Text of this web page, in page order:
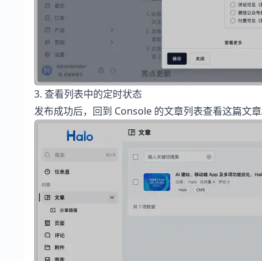
3. 查看列表中的定时状态
发布成功后，回到 Console 的文章列表查看这篇文